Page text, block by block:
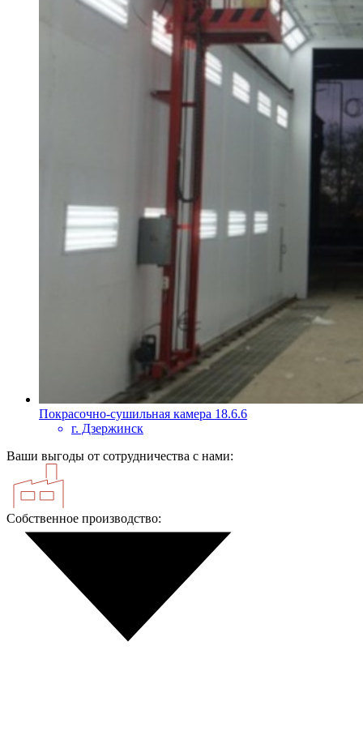
Покрасочно-сушильная камера 18.6.6
г. Дзержинск
Ваши выгоды от сотрудничества с нами:
Собственное производство: